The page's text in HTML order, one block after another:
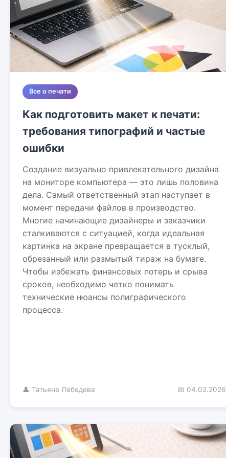
Все о печати
Как подготовить макет к печати:
требования типографий и частые
ошибки
Создание визуально привлекательного дизайна
на мониторе компьютера — это лишь половина
дела. Самый ответственный этап наступает в
момент передачи файлов в производство.
Многие начинающие дизайнеры и заказчики
сталкиваются с ситуацией, когда идеальная
картинка на экране превращается в тусклый,
обрезанный или размытый тираж на бумаге.
Чтобы избежать финансовых потерь и срыва
сроков, необходимо четко понимать
технические нюансы полиграфического
процесса.
👤 Татьяна Лебедева 📅 04.02.2026